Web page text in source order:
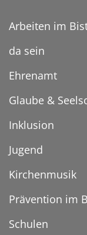
Arbeiten im
da sein
Ehrenamt
Glaube &
Inklusion
Jugend
Kirchenmusik
Prävention im
Schulen